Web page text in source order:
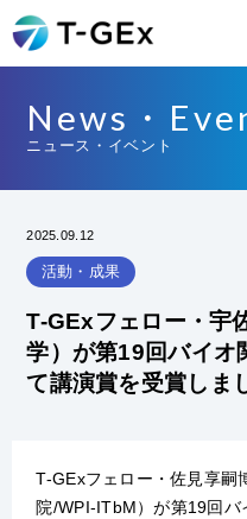
News・
ニュース・イベント
2025.09.12
活動・成果
T-GExフェロー・宇
学）が第19回バイオ
て講演賞を受賞しま
T-GExフェロー・佐見享嗣
院/WPI-ITbM）が第19回